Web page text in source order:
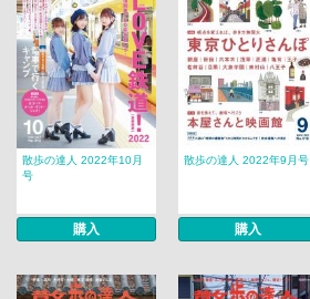
散歩の達人 2022年10月
号
購入
散歩の達人 2022年9月号
購入